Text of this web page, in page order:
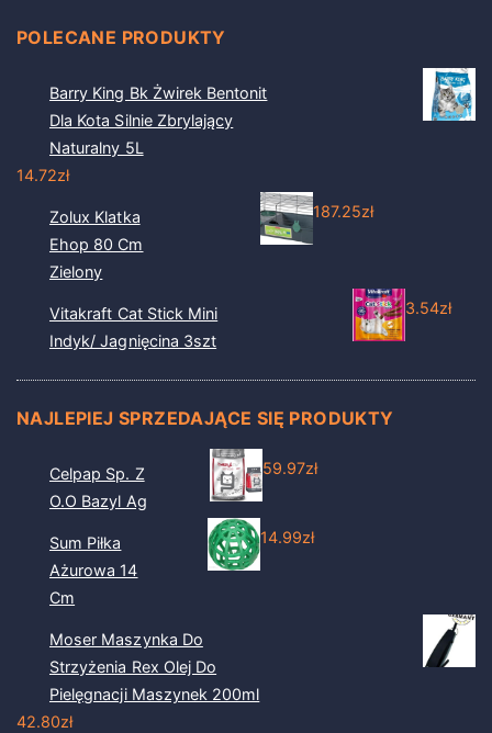
POLECANE PRODUKTY
Barry King Bk Żwirek Bentonit
Dla Kota Silnie Zbrylający
Naturalny 5L
14.72zł
Zolux Klatka
Ehop 80 Cm
Zielony
187.25zł
Vitakraft Cat Stick Mini
Indyk/ Jagnięcina 3szt
3.54zł
NAJLEPIEJ SPRZEDAJĄCE SIĘ PRODUKTY
Celpap Sp. Z
O.O Bazyl Ag
59.97zł
Sum Piłka
Ażurowa 14
Cm
14.99zł
Moser Maszynka Do
Strzyżenia Rex Olej Do
Pielęgnacji Maszynek 200ml
42.80zł